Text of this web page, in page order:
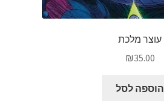
עוצר מלכת
₪35.00
הוספה לסל